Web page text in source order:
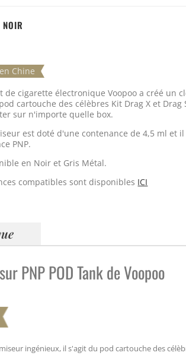
NOIR
Chine
de cigarette électronique Voopoo a créé un
cartouche des célèbres Kit Drag X et Drag
sur n'importe quelle box.
est doté d'une contenance de 4,5 ml et
PNP.
en Noir et Gris Métal.
compatibles sont disponibles ICI
PNP POD Tank de Voopoo
ingénieux, il s'agit du pod cartouche des